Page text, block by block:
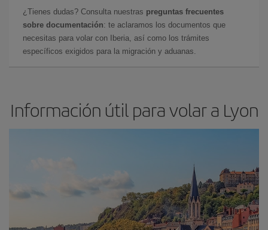
¿Tienes dudas? Consulta nuestras preguntas frecuentes
sobre documentación: te aclaramos los documentos que
necesitas para volar con Iberia, así como los trámites
específicos exigidos para la migración y aduanas.
Información útil para volar a Lyon